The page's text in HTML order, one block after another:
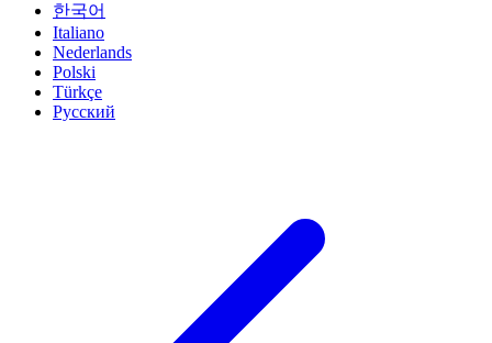
한국어
Italiano
Nederlands
Polski
Türkçe
Русский